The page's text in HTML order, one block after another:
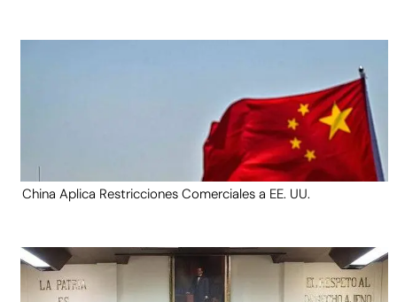
China Aplica Restricciones Comerciales a EE. UU.